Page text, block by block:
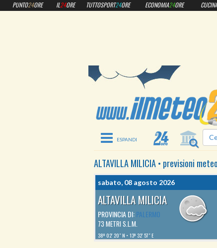
Toggle navigation
ALTAVILLA MILICIA• previsioni meteo
sabato, 08 agosto 2026
ALTAVILLA MILICIA
PROVINCIA DI:PALERMO
73 METRI S.L.M.
38º 02′ 20″ N 13º 32′ 57″ E
PUNTO24ORE IL24ORE TUTTOSPORT24ORE ECONOMIA24ORE CUCINA